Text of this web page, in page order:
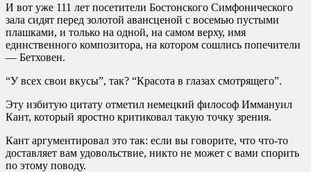
И вот уже 111 лет посетители Бостонского Симфонического
зала сидят перед золотой авансценой с восемью пустыми
плашками, и только на одной, на самом верху, имя
единственного композитора, на котором сошлись попечители
— Бетховен.
“У всех свои вкусы”, так? “Красота в глазах смотрящего”.
Эту избитую цитату отметил немецкий философ Иммануил
Кант, который яростно критиковал такую точку зрения.
Кант аргументировал это так: если вы говорите, что что-то
доставляет вам удовольствие, никто не может с вами спорить
по этому поводу.